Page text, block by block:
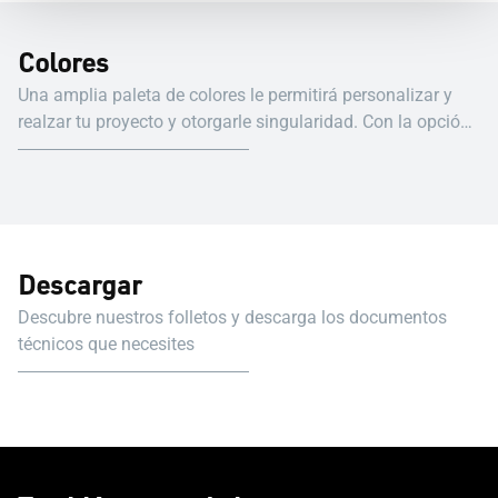
Colores
Una amplia paleta de colores le permitirá personalizar y
realzar tu proyecto y otorgarle singularidad. Con la opción
bicolor, además, podrás proyectar carpinterías con un color
Descargar
Descubre nuestros folletos y descarga los documentos
técnicos que necesites